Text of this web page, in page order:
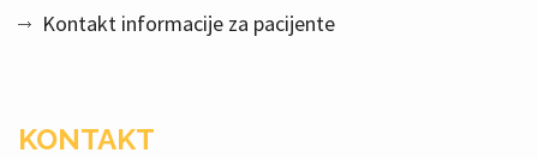
Kontakt informacije za pacijente
KONTAKT